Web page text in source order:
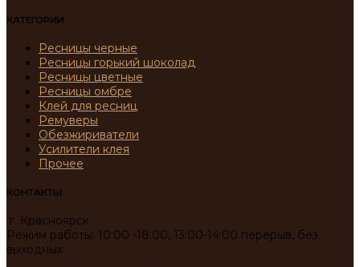
КАТЕГОРИИ
Ресницы черные
Ресницы горький шоколад
Ресницы цветные
Ресницы омбре
Клей для ресниц
Ремуверы
Обезжириватели
Усилители клея
Прочее
КОНТАКТЫ
г. Красноярск
Режим работы: 10:00 -18:00, 13:00-14:00 перерыв, без
выходных